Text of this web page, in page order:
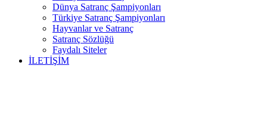
Dünya Satranç Şampiyonları
Türkiye Satranç Şampiyonları
Hayvanlar ve Satranç
Satranç Sözlüğü
Faydalı Siteler
İLETİŞİM